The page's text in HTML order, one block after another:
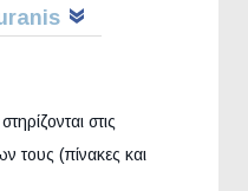
στις
τους (πίνακες και